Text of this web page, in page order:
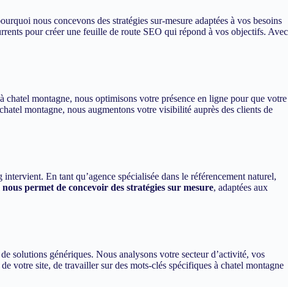
nous concevons des stratégies sur-mesure adaptées à vos besoins
pour créer une feuille de route SEO qui répond à vos objectifs. Avec
chatel montagne, nous optimisons votre présence en ligne pour que votre
montagne, nous augmentons votre visibilité auprès des clients de
En tant qu’agence spécialisée dans le référencement naturel,
permet de concevoir des stratégies sur mesure, adaptées aux
solutions génériques. Nous analysons votre secteur d’activité, vos
votre site, de travailler sur des mots-clés spécifiques à chatel montagne